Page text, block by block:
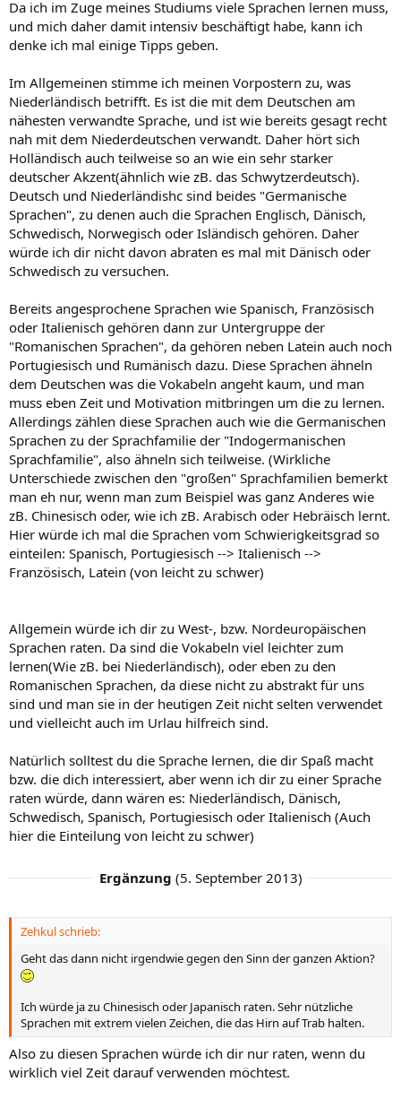
Da ich im Zuge meines Studiums viele Sprachen lernen muss,
und mich daher damit intensiv beschäftigt habe, kann ich
denke ich mal einige Tipps geben.
Im Allgemeinen stimme ich meinen Vorpostern zu, was
Niederländisch betrifft. Es ist die mit dem Deutschen am
nähesten verwandte Sprache, und ist wie bereits gesagt recht
nah mit dem Niederdeutschen verwandt. Daher hört sich
Holländisch auch teilweise so an wie ein sehr starker
deutscher Akzent(ähnlich wie zB. das Schwytzerdeutsch).
Deutsch und Niederländishc sind beides "Germanische
Sprachen", zu denen auch die Sprachen Englisch, Dänisch,
Schwedisch, Norwegisch oder Isländisch gehören. Daher
würde ich dir nicht davon abraten es mal mit Dänisch oder
Schwedisch zu versuchen.
Bereits angesprochene Sprachen wie Spanisch, Französisch
oder Italienisch gehören dann zur Untergruppe der
"Romanischen Sprachen", da gehören neben Latein auch noch
Portugiesisch und Rumänisch dazu. Diese Sprachen ähneln
dem Deutschen was die Vokabeln angeht kaum, und man
muss eben Zeit und Motivation mitbringen um die zu lernen.
Allerdings zählen diese Sprachen auch wie die Germanischen
Sprachen zu der Sprachfamilie der "Indogermanischen
Sprachfamilie", also ähneln sich teilweise. (Wirkliche
Unterschiede zwischen den "großen" Sprachfamilien bemerkt
man eh nur, wenn man zum Beispiel was ganz Anderes wie
zB. Chinesisch oder, wie ich zB. Arabisch oder Hebräisch lernt.
Hier würde ich mal die Sprachen vom Schwierigkeitsgrad so
einteilen: Spanisch, Portugiesisch --> Italienisch -->
Französisch, Latein (von leicht zu schwer)
Allgemein würde ich dir zu West-, bzw. Nordeuropäischen
Sprachen raten. Da sind die Vokabeln viel leichter zum
lernen(Wie zB. bei Niederländisch), oder eben zu den
Romanischen Sprachen, da diese nicht zu abstrakt für uns
sind und man sie in der heutigen Zeit nicht selten verwendet
und vielleicht auch im Urlau hilfreich sind.
Natürlich solltest du die Sprache lernen, die dir Spaß macht
bzw. die dich interessiert, aber wenn ich dir zu einer Sprache
raten würde, dann wären es: Niederländisch, Dänisch,
Schwedisch, Spanisch, Portugiesisch oder Italienisch (Auch
hier die Einteilung von leicht zu schwer)
Ergänzung (5. September 2013)
Zehkul schrieb:
Geht das dann nicht irgendwie gegen den Sinn der ganzen Aktion?
Ich würde ja zu Chinesisch oder Japanisch raten. Sehr nützliche
Sprachen mit extrem vielen Zeichen, die das Hirn auf Trab halten.
Also zu diesen Sprachen würde ich dir nur raten, wenn du
wirklich viel Zeit darauf verwenden möchtest.